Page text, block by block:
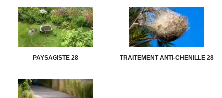
PAYSAGISTE 28 TRAITEMENT ANTI-CHENILLE 28